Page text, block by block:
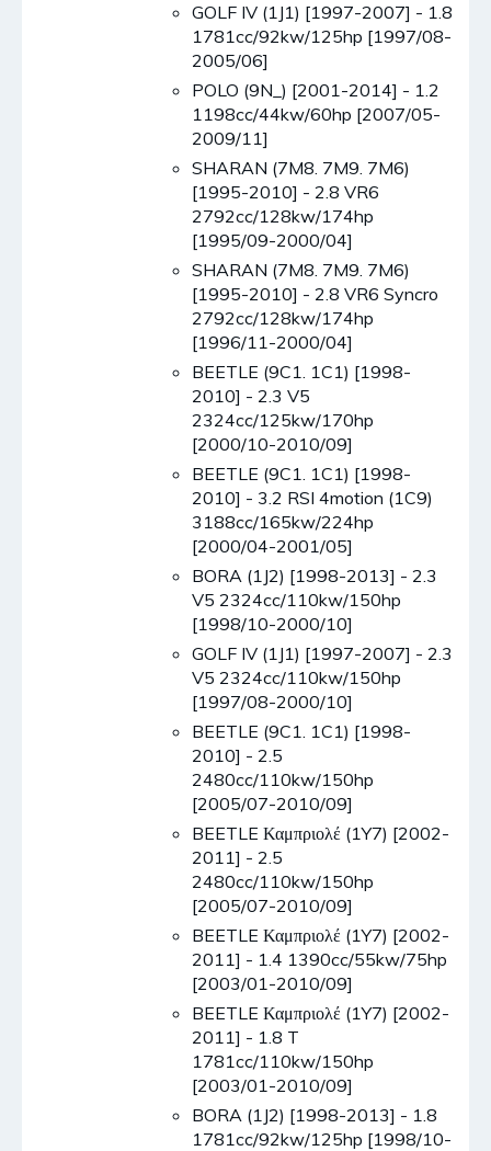
GOLF IV (1J1) [1997-2007] - 1.8
1781cc/92kw/125hp [1997/08-
2005/06]
POLO (9N_) [2001-2014] - 1.2
1198cc/44kw/60hp [2007/05-
2009/11]
SHARAN (7M8. 7M9. 7M6)
[1995-2010] - 2.8 VR6
2792cc/128kw/174hp
[1995/09-2000/04]
SHARAN (7M8. 7M9. 7M6)
[1995-2010] - 2.8 VR6 Syncro
2792cc/128kw/174hp
[1996/11-2000/04]
BEETLE (9C1. 1C1) [1998-
2010] - 2.3 V5
2324cc/125kw/170hp
[2000/10-2010/09]
BEETLE (9C1. 1C1) [1998-
2010] - 3.2 RSI 4motion (1C9)
3188cc/165kw/224hp
[2000/04-2001/05]
BORA (1J2) [1998-2013] - 2.3
V5 2324cc/110kw/150hp
[1998/10-2000/10]
GOLF IV (1J1) [1997-2007] - 2.3
V5 2324cc/110kw/150hp
[1997/08-2000/10]
BEETLE (9C1. 1C1) [1998-
2010] - 2.5
2480cc/110kw/150hp
[2005/07-2010/09]
BEETLE Καμπριολέ (1Y7) [2002-
2011] - 2.5
2480cc/110kw/150hp
[2005/07-2010/09]
BEETLE Καμπριολέ (1Y7) [2002-
2011] - 1.4 1390cc/55kw/75hp
[2003/01-2010/09]
BEETLE Καμπριολέ (1Y7) [2002-
2011] - 1.8 T
1781cc/110kw/150hp
[2003/01-2010/09]
BORA (1J2) [1998-2013] - 1.8
1781cc/92kw/125hp [1998/10-